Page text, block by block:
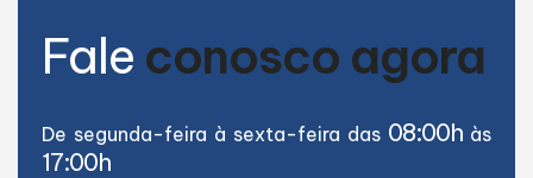
Fale conosco agora
De segunda-feira à sexta-feira das 08:00h às
17:00h